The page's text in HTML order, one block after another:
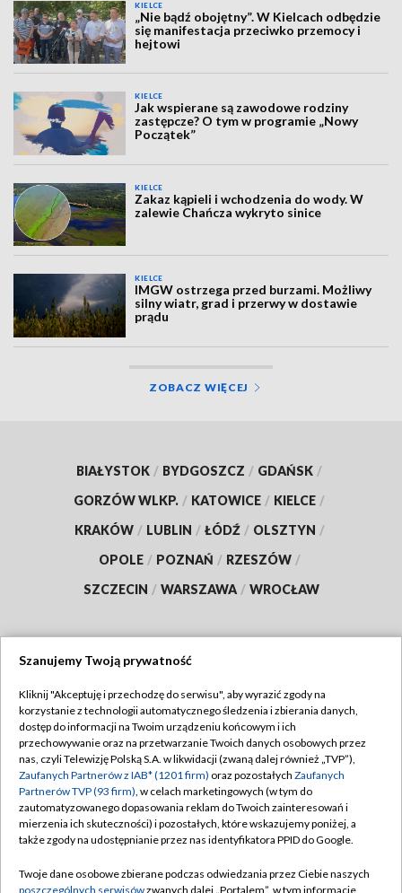
KIELCE
„Nie bądź obojętny”. W Kielcach odbędzie
się manifestacja przeciwko przemocy i
hejtowi
KIELCE
Jak wspierane są zawodowe rodziny
zastępcze? O tym w programie „Nowy
Początek”
KIELCE
Zakaz kąpieli i wchodzenia do wody. W
zalewie Chańcza wykryto sinice
KIELCE
IMGW ostrzega przed burzami. Możliwy
silny wiatr, grad i przerwy w dostawie
prądu
ZOBACZ WIĘCEJ
BIAŁYSTOK / BYDGOSZCZ / GDAŃSK /
GORZÓW WLKP. / KATOWICE / KIELCE /
KRAKÓW / LUBLIN / ŁÓDŹ / OLSZTYN /
OPOLE / POZNAŃ / RZESZÓW /
SZCZECIN / WARSZAWA / WROCŁAW
TVP
Abonament TVP
Emisja w TVP
Centrum informacji TVP
Naziemna Telewizja Cyfrowa
Rada Programowa
Regulamin TVP
Polityka prywatności
Moje zgody
Pomoc
Szanujemy Twoją prywatność
Kliknij "Akceptuję i przechodzę do serwisu", aby wyrazić zgody na
korzystanie z technologii automatycznego śledzenia i zbierania danych,
dostęp do informacji na Twoim urządzeniu końcowym i ich
przechowywanie oraz na przetwarzanie Twoich danych osobowych przez
nas, czyli Telewizję Polską S.A. w likwidacji (zwaną dalej również „TVP”),
Zaufanych Partnerów z IAB* (1201 firm) oraz pozostałych Zaufanych
Partnerów TVP (93 firm), w celach marketingowych (w tym do
zautomatyzowanego dopasowania reklam do Twoich zainteresowań i
mierzenia ich skuteczności) i pozostałych, które wskazujemy poniżej, a
także zgody na udostępnianie przez nas identyfikatora PPID do Google.
Twoje dane osobowe zbierane podczas odwiedzania przez Ciebie naszych
poszczególnych serwisówzwanych dalej „Portalem”, w tym informacje